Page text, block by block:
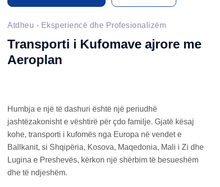
Atdheu - Eksperiencë dhe Profesionalizëm
Transporti i Kufomave ajrore me
Aeroplan
Humbja e një të dashuri është një periudhë
jashtëzakonisht e vështirë për çdo familje. Gjatë kësaj
kohe, transporti i kufomës nga Europa në vendet e
Ballkanit, si Shqipëria, Kosova, Maqedonia, Mali i Zi dhe
Lugina e Preshevës, kërkon një shërbim të besueshëm
dhe të ndjeshëm.